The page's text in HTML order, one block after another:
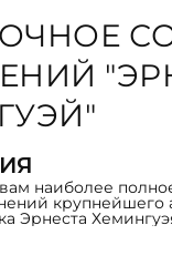
наиболее
крупнейшего
Эрнеста